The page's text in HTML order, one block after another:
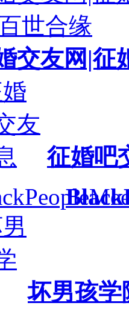
交友网|征
征婚吧
坏男孩学